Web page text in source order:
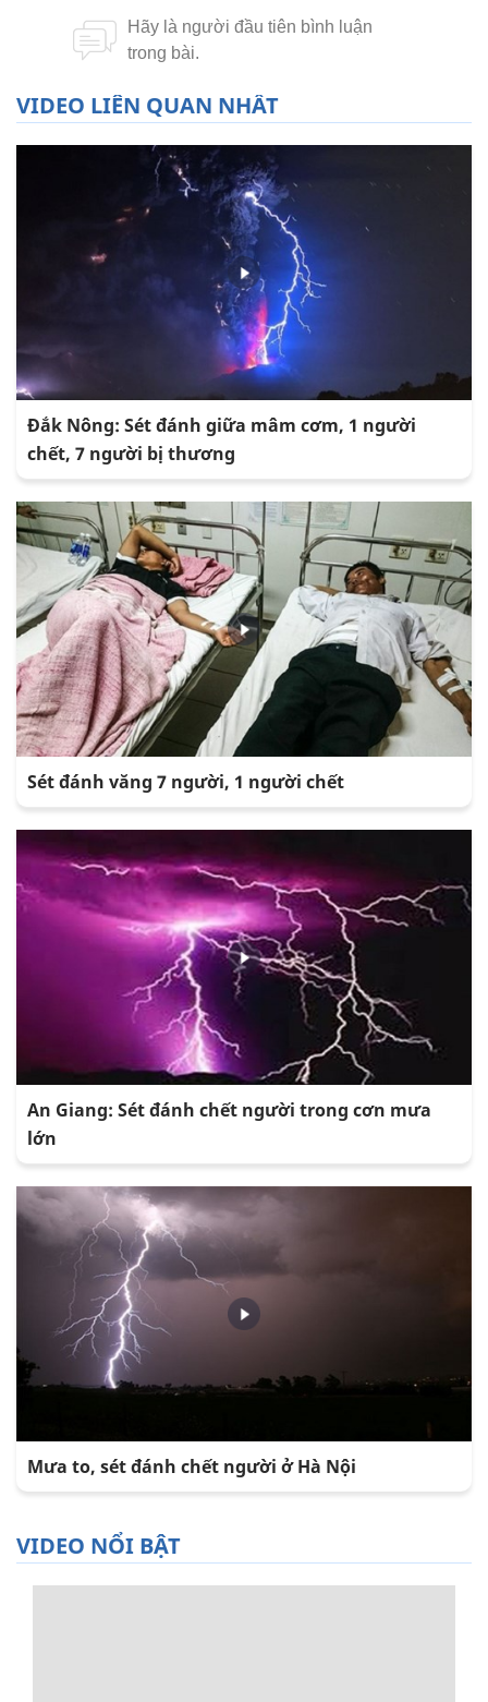
VIDEO LIÊN QUAN NHẤT
Đắk Nông: Sét đánh giữa mâm cơm, 1 người
chết, 7 người bị thương
Sét đánh văng 7 người, 1 người chết
An Giang: Sét đánh chết người trong cơn mưa
lớn
Mưa to, sét đánh chết người ở Hà Nội
VIDEO NỔI BẬT